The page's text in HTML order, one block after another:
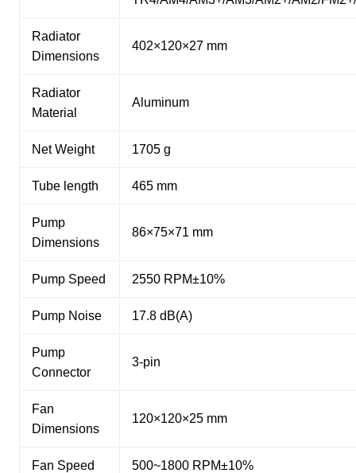
Radiator
Dimensions
402×120×27 mm
Radiator
Material
Aluminum
Net Weight 1705 g
Tube length 465 mm
Pump
Dimensions
86×75×71 mm
Pump Speed 2550 RPM±10%
Pump Noise 17.8 dB(A)
Pump
Connector
3-pin
Fan
Dimensions
120×120×25 mm
Fan Speed 500~1800 RPM±10%